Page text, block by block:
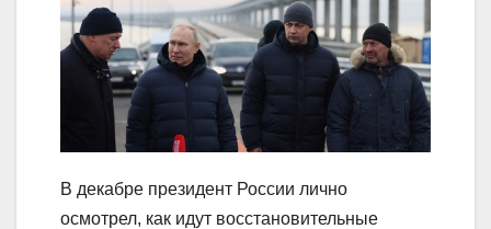
В декабре президент России лично
осмотрел, как идут восстановительные